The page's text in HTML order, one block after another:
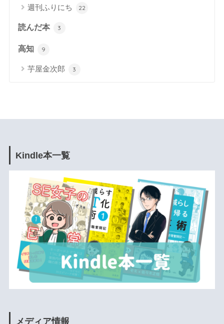
週刊ふりにち 22
読んだ本 3
高知 9
芋屋金次郎 3
Kindle本一覧
メディア情報